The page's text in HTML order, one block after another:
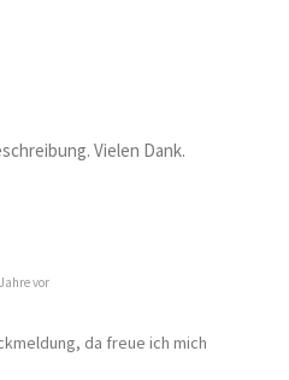
Vielen Dank.
vor
da freue ich mich